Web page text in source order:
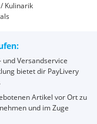
Kulinarik
Versandservice
bietet dir PayLivery
Artikel vor Ort zu
und im Zuge